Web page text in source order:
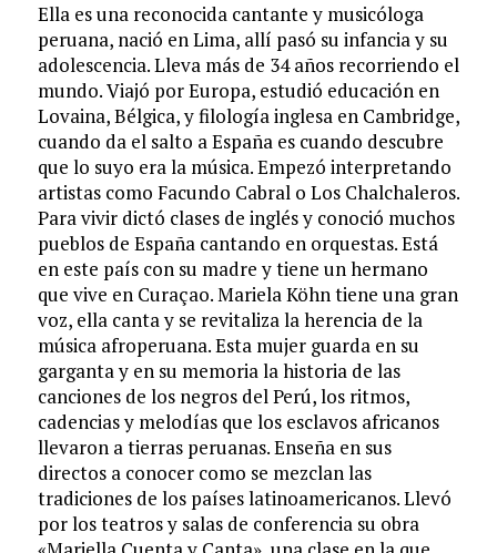
Ella es una reconocida cantante y musicóloga
peruana, nació en Lima, allí pasó su infancia y su
adolescencia. Lleva más de 34 años recorriendo el
mundo. Viajó por Europa, estudió educación en
Lovaina, Bélgica, y filología inglesa en Cambridge,
cuando da el salto a España es cuando descubre
que lo suyo era la música. Empezó interpretando
artistas como Facundo Cabral o Los Chalchaleros.
Para vivir dictó clases de inglés y conoció muchos
pueblos de España cantando en orquestas. Está
en este país con su madre y tiene un hermano
que vive en Curaçao. Mariela Köhn tiene una gran
voz, ella canta y se revitaliza la herencia de la
música afroperuana. Esta mujer guarda en su
garganta y en su memoria la historia de las
canciones de los negros del Perú, los ritmos,
cadencias y melodías que los esclavos africanos
llevaron a tierras peruanas. Enseña en sus
directos a conocer como se mezclan las
tradiciones de los países latinoamericanos. Llevó
por los teatros y salas de conferencia su obra